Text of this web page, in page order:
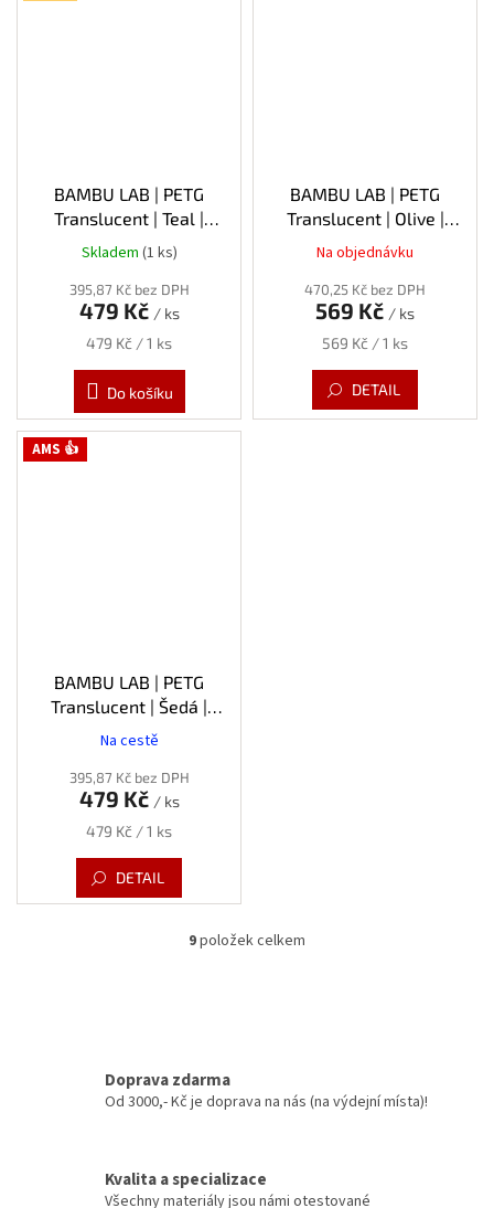
BAMBU LAB | PETG
Translucent | Teal |
1.75mm | 1kg | Refill
Skladem (1 ks)
395,87 Kč bez DPH
479 Kč / ks
Měrná
479 Kč / 1 ks
Do košíku
BAMBU LAB | PETG
Translucent | Olive |
1.75mm | 1kg
Na objednávku
470,25 Kč bez DPH
569 Kč / ks
Měrná
569 Kč / 1 ks
DETAIL
AMS 👍
BAMBU LAB | PETG
Translucent | Šedá |
1.75mm | 1kg
Na cestě
395,87 Kč bez DPH
479 Kč / ks
Měrná
479 Kč / 1 ks
DETAIL
O
í
k
y
9položek celkem
Doprava zdarma
Od 3000,- Kč je doprava na nás (na výdejní místa)!
Kvalita a specializace
Všechny materiály jsou námi otestované